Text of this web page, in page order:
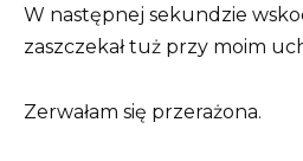
W następnej sekundzie
zaszczekał tuż przy moim
Zerwałam się przerażona.